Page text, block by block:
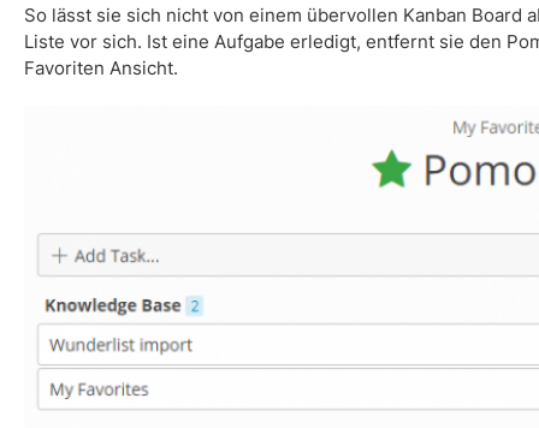
So lässt sie sich nicht von einem übervollen Kanban Board
Liste vor sich. Ist eine Aufgabe erledigt, entfernt sie den
Favoriten Ansicht.